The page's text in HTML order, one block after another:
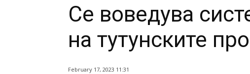
Се воведува
на тутунските
February 17, 2023 11:31